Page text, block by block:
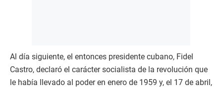
Al día siguiente, el entonces presidente cubano, Fidel
Castro, declaró el carácter socialista de la revolución que
le había llevado al poder en enero de 1959 y, el 17 de abril,